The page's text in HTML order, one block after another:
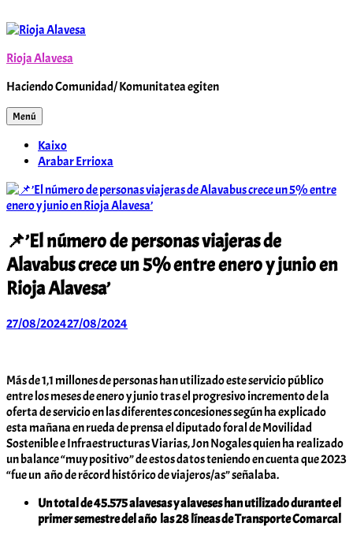
al
Rioja Alavesa
Haciendo Comunidad/ Komunitatea egiten
Menú
Kaixo
Arabar Errioxa
📌’El número de personas viajeras de
Alavabus crece un 5% entre enero y junio en
Rioja Alavesa’
27/08/202427/08/2024
Más de 1,1 millones de personas han utilizado este servicio público
entre los meses de enero y junio tras el progresivo incremento de la
oferta de servicio en las diferentes concesiones según ha explicado
esta mañana en rueda de prensa el diputado foral de Movilidad
Sostenible e Infraestructuras Viarias, Jon Nogales quien ha realizado
un balance “muy positivo” de estos datos teniendo en cuenta que 2023
“fue un año de récord histórico de viajeros/as” señalaba.
Un total de 45.575 alavesas y alaveses han utilizado durante el
primer semestre del año las 28 líneas de Transporte Comarcal